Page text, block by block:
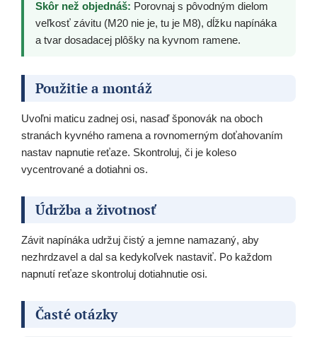
Skôr než objednáš: Porovnaj s pôvodným dielom
veľkosť závitu (M20 nie je, tu je M8), dĺžku napínáka
a tvar dosadacej plôšky na kyvnom ramene.
Použitie a montáž
Uvoľni maticu zadnej osi, nasaď šponovák na oboch
stranách kyvného ramena a rovnomerným doťahovaním
nastav napnutie reťaze. Skontroluj, či je koleso
vycentrované a dotiahni os.
Údržba a životnosť
Závit napínáka udržuj čistý a jemne namazaný, aby
nezhrdzavel a dal sa kedykoľvek nastaviť. Po každom
napnutí reťaze skontroluj dotiahnutie osi.
Časté otázky